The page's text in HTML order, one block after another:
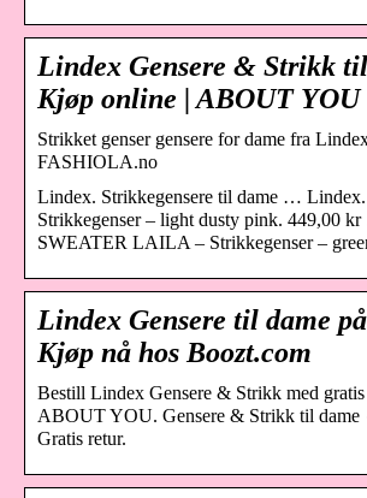
Lindex Gensere & Strikk
Kjøp online | ABOUT YOU
Strikket genser gensere for dame fra
FASHIOLA.no
Lindex. Strikkegensere til dame …
Strikkegenser – light dusty pink. 449,00
SWEATER LAILA – Strikkegenser –
Lindex Gensere til dame
Kjøp nå hos Boozt.com
Bestill Lindex Gensere & Strikk med
ABOUT YOU. Gensere & Strikk til
Gratis retur.